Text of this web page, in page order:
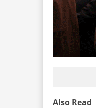
Also Read